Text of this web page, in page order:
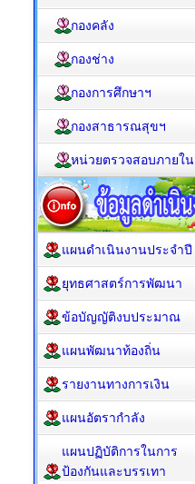
กองคลัง
กองช่าง
กองการศึกษาฯ
กองสาธารณสุขฯ
หน่วยตรวจสอบภายใน
แผนดำเนินงานประจำปี
ยุทธศาสตร์การพัฒนา
ข้อบัญญัติงบประมาณ
แผนพัฒนาท้องถิ่น
รายงานทางการเงิน
แผนอัตรากำลัง
แผนปฏิบัติการในการ
ป้องกันและบรรเทา